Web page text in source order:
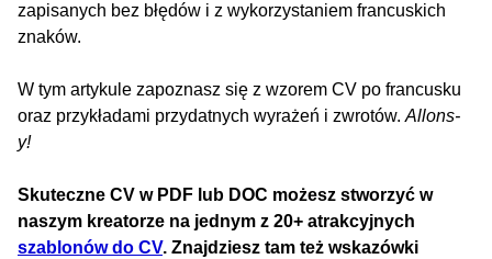
zapisanych bez błędów i z wykorzystaniem francuskich
znaków.
W tym artykule zapoznasz się z wzorem CV po francusku
oraz przykładami przydatnych wyrażeń i zwrotów. Allons-
y!
Skuteczne CV w PDF lub DOC możesz stworzyć w
naszym kreatorze na jednym z 20+ atrakcyjnych
szablonów do CV. Znajdziesz tam też wskazówki